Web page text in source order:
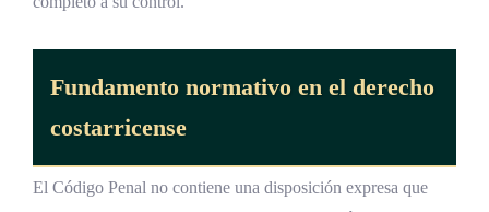
Fundamento normativo en el derecho
costarricense
El Código Penal no contiene una disposición expresa que